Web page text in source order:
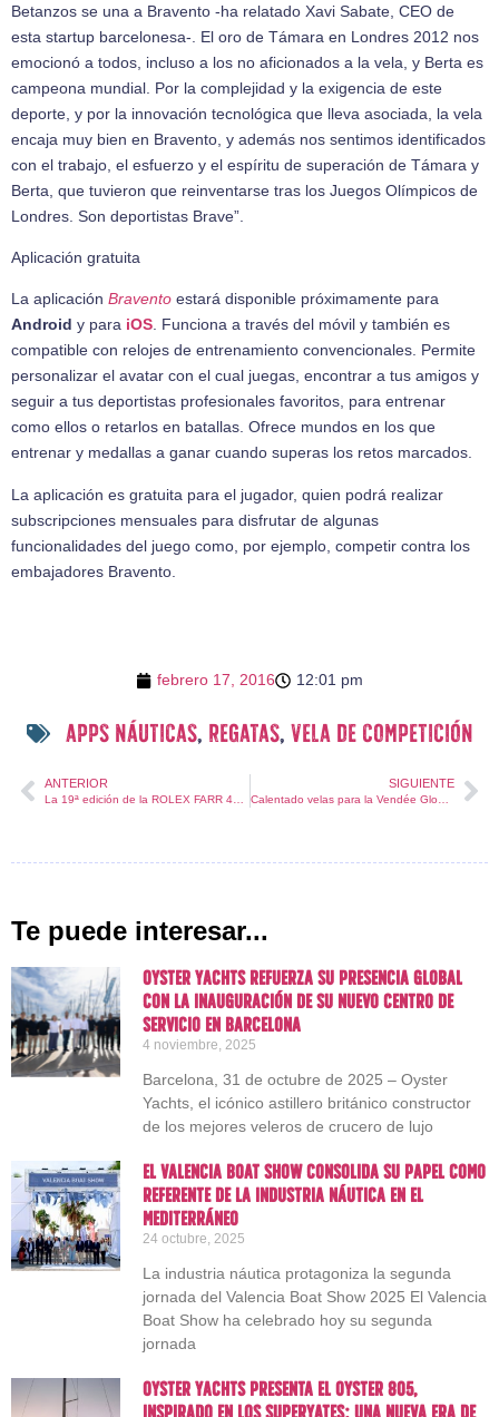
Betanzos se una a Bravento -ha relatado Xavi Sabate, CEO de
esta startup barcelonesa-. El oro de Támara en Londres 2012 nos
emocionó a todos, incluso a los no aficionados a la vela, y Berta es
campeona mundial. Por la complejidad y la exigencia de este
deporte, y por la innovación tecnológica que lleva asociada, la vela
encaja muy bien en Bravento, y además nos sentimos identificados
con el trabajo, el esfuerzo y el espíritu de superación de Támara y
Berta, que tuvieron que reinventarse tras los Juegos Olímpicos de
Londres. Son deportistas Brave”.
Aplicación gratuita
La aplicación Bravento estará disponible próximamente para
Android y para iOS. Funciona a través del móvil y también es
compatible con relojes de entrenamiento convencionales. Permite
personalizar el avatar con el cual juegas, encontrar a tus amigos y
seguir a tus deportistas profesionales favoritos, para entrenar
como ellos o retarlos en batallas. Ofrece mundos en los que
entrenar y medallas a ganar cuando superas los retos marcados.
La aplicación es gratuita para el jugador, quien podrá realizar
subscripciones mensuales para disfrutar de algunas
funcionalidades del juego como, por ejemplo, competir contra los
embajadores Bravento.
febrero 17, 2016 12:01 pm
apps náuticas, regatas, vela de competición
ANTERIOR SIGUIENTE
Te puede interesar...
Oyster Yachts refuerza su presencia global
con la inauguración de su nuevo centro de
servicio en Barcelona
4 noviembre, 2025
Barcelona, 31 de octubre de 2025 – Oyster
Yachts, el icónico astillero británico constructor
de los mejores veleros de crucero de lujo
El Valencia Boat Show consolida su papel como
referente de la industria náutica en el
Mediterráneo
24 octubre, 2025
La industria náutica protagoniza la segunda
jornada del Valencia Boat Show 2025 El Valencia
Boat Show ha celebrado hoy su segunda
jornada
Oyster Yachts presenta el Oyster 805,